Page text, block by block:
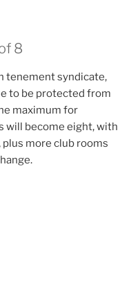
8
tenement syndicate,
to be protected from
maximum for
will become eight, with
more club rooms